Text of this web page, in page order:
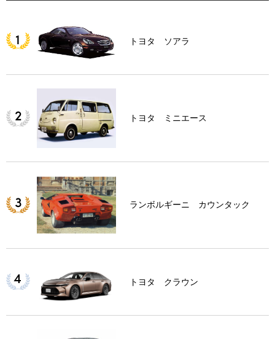
トヨタ ソアラ
トヨタ ミニエース
ランボルギーニ カウンタック
トヨタ クラウン